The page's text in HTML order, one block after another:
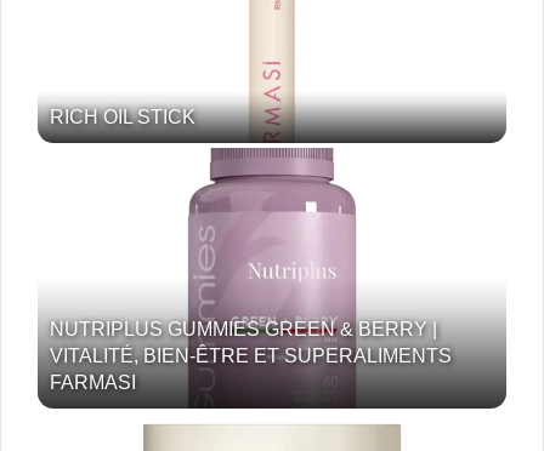
RICH OIL STICK
NUTRIPLUS GUMMIES GREEN & BERRY |
VITALITÉ, BIEN-ÊTRE ET SUPERALIMENTS
FARMASI